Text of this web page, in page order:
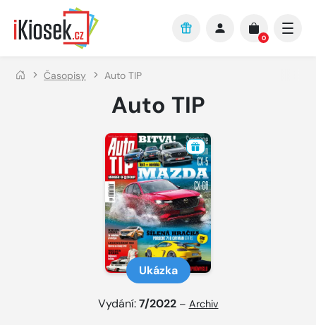
Přejít na hlavní obsah
0
Časopisy Auto TIP
Auto TIP
Ukázka
Vydání:7/2022 – Archiv